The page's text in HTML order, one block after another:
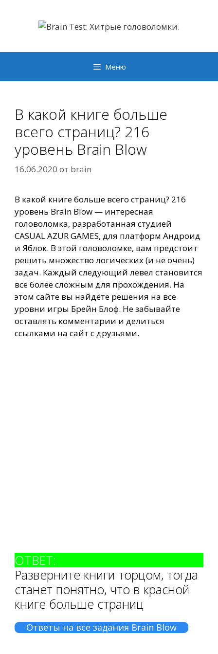
содержимому
Меню
В какой книге больше
всего страниц? 216
уровень Brain Blow
16.06.2020 от brain
В какой книге больше всего страниц? 216
уровень Brain Blow — интересная
головоломка, разработанная студией
CASUAL AZUR GAMES, для платформ Андроид
и Яблок. В этой головоломке, вам предстоит
решить множество логических (и не очень)
задач. Каждый следующий левел становится
всё более сложным для прохождения. На
этом сайте вы найдёте решения на все
уровни игры Брейн Блоф. Не забывайте
оставлять комментарии и делиться
ссылками на сайт с друзьями.
ОТВЕТ:
Разверните книги торцом, тогда
станет понятно, что в красной
книге больше страниц
Ответы на все задания Brain Blow